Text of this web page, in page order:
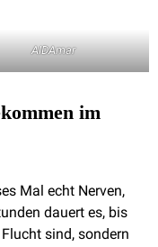
AIDAmar
im
Mal echt Nerven,
dauert es, bis
sind, sondern